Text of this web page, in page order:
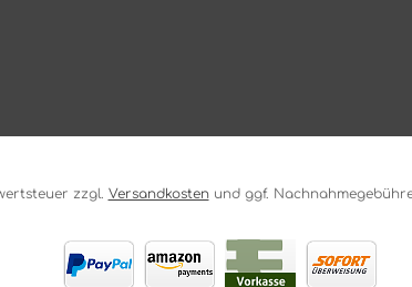
zzgl. Versandkostenund ggf.